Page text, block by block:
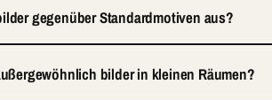
gegenüber Standardmotiven aus?
bilder in kleinen Räumen?